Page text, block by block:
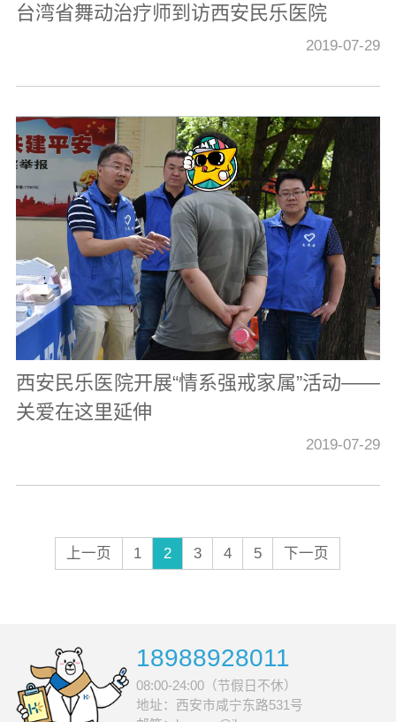
台湾省舞动治疗师到访西安民乐医院
2019-07-29
西安民乐医院开展“情系强戒家属”活动——
关爱在这里延伸
2019-07-29
上一页 1 2 3 4 5 下一页
18988928011
08:00-24:00（节假日不休）
地址：西安市咸宁东路531号